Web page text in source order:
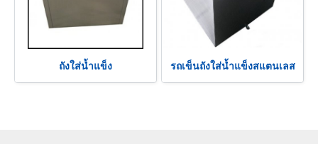
ถังใส่น้ำแข็ง รถเข็นถังใส่น้ำแข็งสแตนเลส